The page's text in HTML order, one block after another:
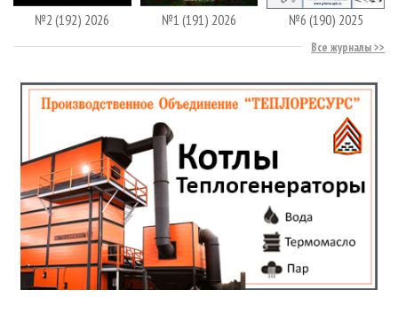
№2 (192) 2026 №1 (191) 2026 №6 (190) 2025
Все журналы